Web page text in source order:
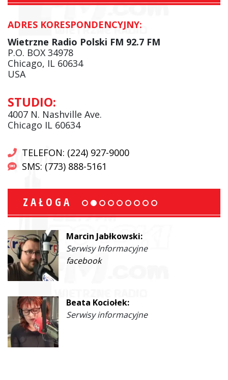
ADRES KORESPONDENCYJNY:
Wietrzne Radio Polski FM 92.7 FM
P.O. BOX 34978
Chicago, IL 60634
USA
STUDIO:
4007 N. Nashville Ave.
Chicago IL 60634
TELEFON: (224) 927-9000
SMS: (773) 888-5161
ZAŁOGA
Marcin Jabłkowski:
Serwisy Informacyjne
facebook
Beata Kociołek:
Serwisy informacyjne